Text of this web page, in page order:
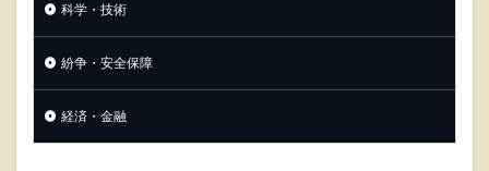
科学・技術
紛争・安全保障
経済・金融